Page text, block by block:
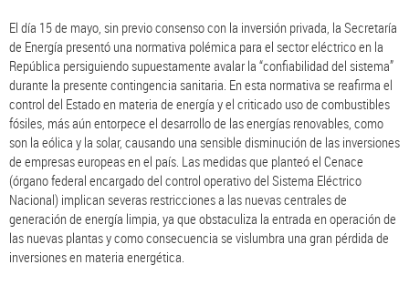
El día 15 de mayo, sin previo consenso con la inversión privada, la Secretaría
de Energía presentó una normativa polémica para el sector eléctrico en la
República persiguiendo supuestamente avalar la “confiabilidad del sistema”
durante la presente contingencia sanitaria. En esta normativa se reafirma el
control del Estado en materia de energía y el criticado uso de combustibles
fósiles, más aún entorpece el desarrollo de las energías renovables, como
son la eólica y la solar, causando una sensible disminución de las inversiones
de empresas europeas en el país. Las medidas que planteó el Cenace
(órgano federal encargado del control operativo del Sistema Eléctrico
Nacional) implican severas restricciones a las nuevas centrales de
generación de energía limpia, ya que obstaculiza la entrada en operación de
las nuevas plantas y como consecuencia se vislumbra una gran pérdida de
inversiones en materia energética.